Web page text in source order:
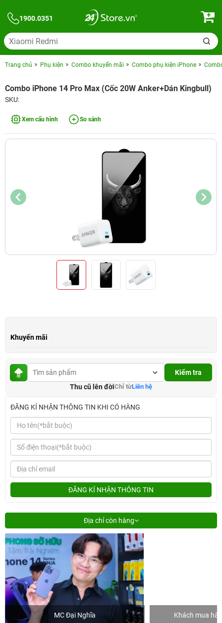
1900.0351
Trang chủ Phụ kiện Combo khuyến mãi Combo phụ kiện iPhone
Combo iPhone 14 Pro Max (Cốc 20W Anker+Dán Kingbull)
SKU:
Xem cấu hình So sánh
Khuyến mãi
Kiểm tra
Thu cũ lên đờiChỉ từLiên hệ
ĐĂNG KÍ NHẬN THÔNG TIN KHI CÓ HÀNG
ĐĂNG KÍ NHẬN THÔNG TIN
Địa chỉ còn hàng
MC Đại Nghĩa Khách mua